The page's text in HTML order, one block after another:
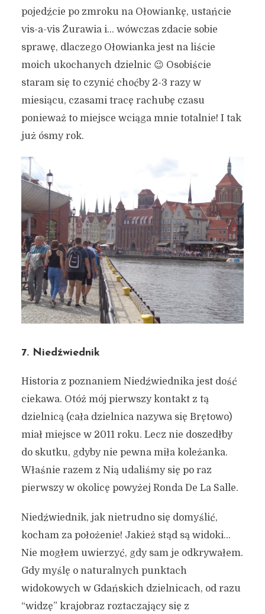
pojedźcie po zmroku na Ołowiankę, ustańcie
vis-a-vis Żurawia i… wówczas zdacie sobie
sprawę, dlaczego Ołowianka jest na liście
moich ukochanych dzielnic 😉 Osobiście
staram się to czynić choćby 2-3 razy w
miesiącu, czasami tracę rachubę czasu
ponieważ to miejsce wciąga mnie totalnie! I tak
już ósmy rok.
7. Niedźwiednik
Historia z poznaniem Niedźwiednika jest dość
ciekawa. Otóż mój pierwszy kontakt z tą
dzielnicą (cała dzielnica nazywa się Brętowo)
miał miejsce w 2011 roku. Lecz nie doszedłby
do skutku, gdyby nie pewna miła koleżanka.
Właśnie razem z Nią udaliśmy się po raz
pierwszy w okolicę powyżej Ronda De La Salle.
Niedźwiednik, jak nietrudno się domyślić,
kocham za położenie! Jakież stąd są widoki…
Nie mogłem uwierzyć, gdy sam je odkrywałem.
Gdy myślę o naturalnych punktach
widokowych w Gdańskich dzielnicach, od razu
“widzę” krajobraz roztaczający się z